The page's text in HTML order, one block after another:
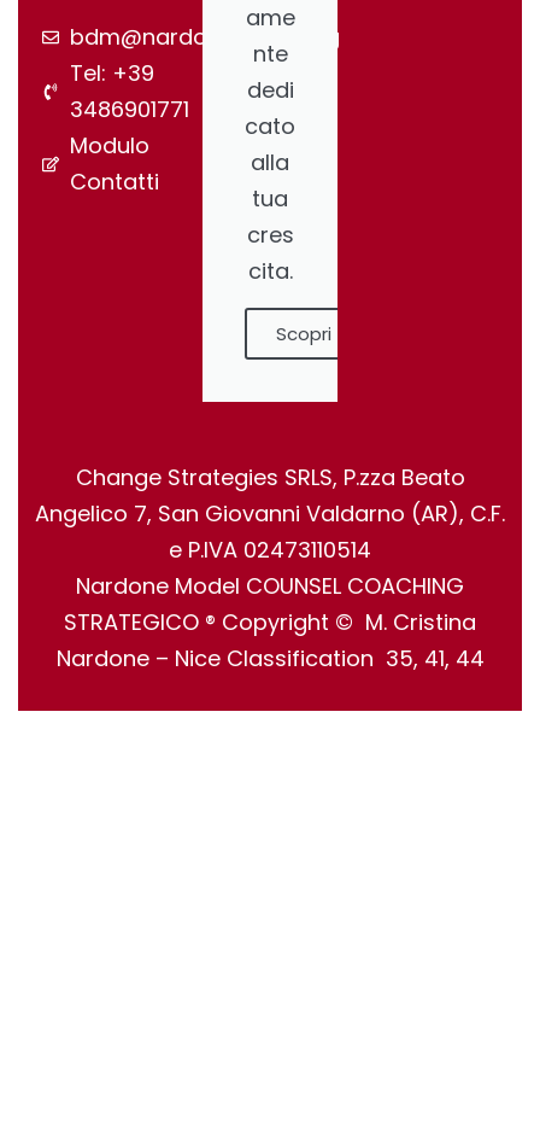
bdm@nardonegroup.org
Tel: +39
3486901771
Modulo
Contatti
ame
nte
dedi
cato
alla
tua
cres
cita.
Scopri
Change Strategies SRLS, P.zza Beato
Angelico 7, San Giovanni Valdarno (AR), C.F.
e P.IVA 02473110514
Nardone Model COUNSEL COACHING
STRATEGICO ® Copyright © M. Cristina
Nardone – Nice Classification 35, 41, 44